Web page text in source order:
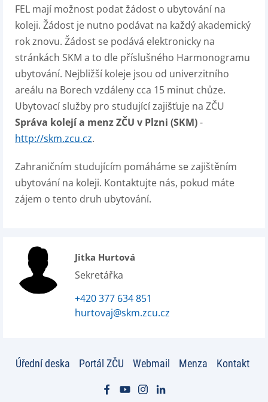
FEL mají možnost podat žádost o ubytování na
koleji. Žádost je nutno podávat na každý akademický
rok znovu. Žádost se podává elektronicky na
stránkách SKM a to dle příslušného Harmonogramu
ubytování. Nejbližší koleje jsou od univerzitního
areálu na Borech vzdáleny cca 15 minut chůze.
Ubytovací služby pro studující zajišťuje na ZČU
Správa kolejí a menz ZČU v Plzni (SKM)-
http://skm.zcu.cz.
Zahraničním studujícím pomáháme se zajištěním
ubytování na koleji. Kontaktujte nás, pokud máte
zájem o tento druh ubytování.
Jitka Hurtová
Sekretářka
+420 377 634 851
hurtovaj@skm.zcu.cz
Úřední deska Portál ZČU Webmail Menza Kontakt